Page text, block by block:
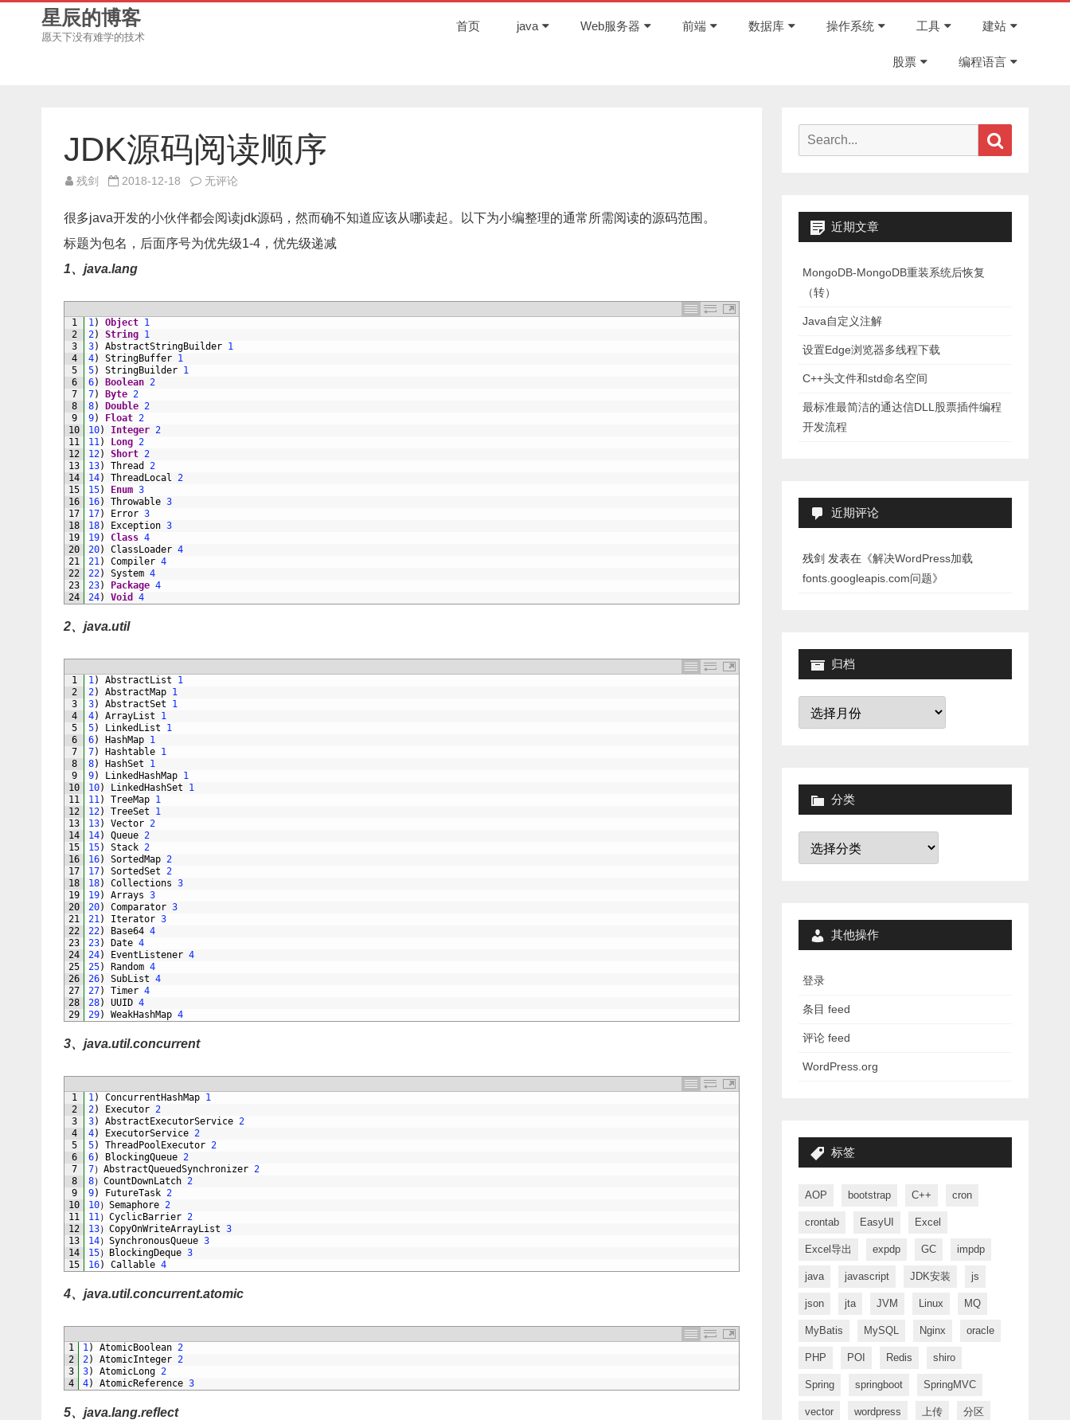
星辰的博客
愿天下没有难学的技术
首页 java Web服务器 前端 数据库 操作系统 工具 建站
股票 编程语言
JDK源码阅读顺序
残剑 2018-12-18
JDK
阅
读
顺
序
无评论
很多java开发的小伙伴都会阅读jdk源码，然而确不知道应该从哪读起。以下为小编整理的通常所需阅读的源码范围。
标题为包名，后面序号为优先级1-4，优先级递减
1、java.lang
1
2
3
4
5
6
7
8
9
10
11
12
13
14
15
16
17
18
19
20
21
22
23
24
1) Object 1
2) String 1
3) AbstractStringBuilder 1
4) StringBuffer 1
5) StringBuilder 1
6) Boolean 2
7) Byte 2
8) Double 2
9) Float 2
10) Integer 2
11) Long 2
12) Short 2
13) Thread
2
14) ThreadLocal 2
15) Enum 3
16) Throwable 3
17) Error 3
18) Exception 3
19) Class 4
20) ClassLoader 4
21) Compiler 4
22) System 4
23) Package 4
24) Void 4
2、java.util
1
2
3
4
5
6
7
8
9
10
11
12
13
14
15
16
17
18
19
20
21
22
23
24
25
26
27
28
29
1) AbstractList
1
2) AbstractMap 1
3) AbstractSet
1
4) ArrayList
1
5) LinkedList
1
6) HashMap 1
7) Hashtable 1
8) HashSet
1
9) LinkedHashMap 1
10) LinkedHashSet
1
11) TreeMap 1
12) TreeSet
1
13) Vector 2
14) Queue 2
15) Stack 2
16) SortedMap 2
17) SortedSet 2
18) Collections 3
19) Arrays 3
20) Comparator 3
21) Iterator 3
22) Base64 4
23) Date 4
24) EventListener 4
25) Random 4
26) SubList 4
27) Timer 4
28) UUID 4
29) WeakHashMap 4
3、java.util.concurrent
1
2
3
4
5
6
7
8
9
10
11
12
13
14
15
1) ConcurrentHashMap 1
2) Executor 2
3) AbstractExecutorService 2
4) ExecutorService 2
5) ThreadPoolExecutor 2
6) BlockingQueue 2
7） AbstractQueuedSynchronizer 2
8） CountDownLatch 2
9) FutureTask 2
10） Semaphore 2
11） CyclicBarrier 2
13） CopyOnWriteArrayList 3
14） SynchronousQueue 3
15） BlockingDeque 3
16) Callable 4
4、java.util.concurrent.atomic
1
2
3
4
1) AtomicBoolean 2
2) AtomicInteger 2
3) AtomicLong 2
4) AtomicReference 3
5、java.lang.reflect
Search
近期文章
MongoDB-MongoDB重装系统后恢复
（转）
Java自定义注解
设置Edge浏览器多线程下载
C++头文件和std命名空间
最标准最简洁的通达信DLL股票插件编程
开发流程
近期评论
残剑 发表在《解决WordPress加载
fonts.googleapis.com问题》
归档
归
分类
分
其他操作
登录
条目 feed
评论 feed
WordPress.org
标签
AOP bootstrap C++ cron
crontab EasyUI Excel
Excel导出 expdp GC impdp
java javascript JDK安装 js
json jta JVM Linux MQ
MyBatis MySQL Nginx oracle
PHP POI Redis shiro
Spring springboot SpringMVC
vector wordpress 上传 分区